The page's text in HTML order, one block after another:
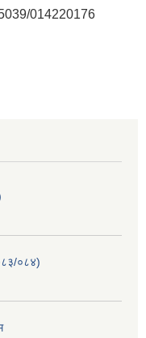
014220176
०८४)